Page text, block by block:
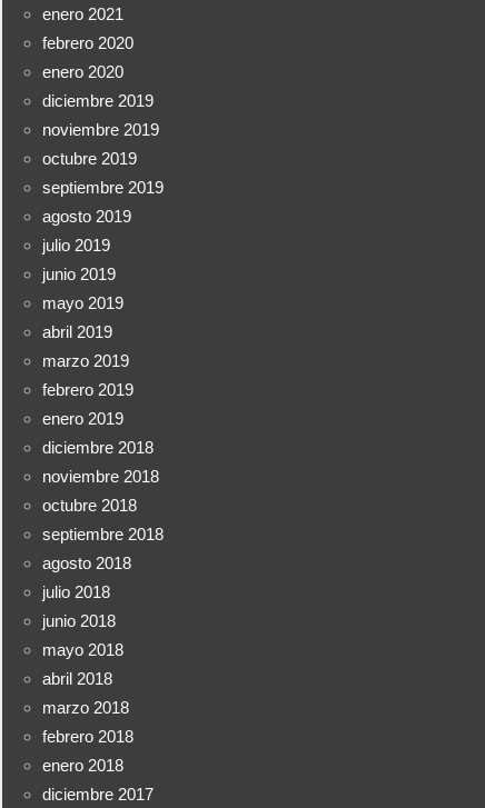
enero 2021
febrero 2020
enero 2020
diciembre 2019
noviembre 2019
octubre 2019
septiembre 2019
agosto 2019
julio 2019
junio 2019
mayo 2019
abril 2019
marzo 2019
febrero 2019
enero 2019
diciembre 2018
noviembre 2018
octubre 2018
septiembre 2018
agosto 2018
julio 2018
junio 2018
mayo 2018
abril 2018
marzo 2018
febrero 2018
enero 2018
diciembre 2017